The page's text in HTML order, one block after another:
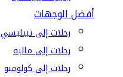
أفضل الوجهات
رحلات إلى تبيليسي
رحلات إلى ماليه
رحلات إلى كولومبو